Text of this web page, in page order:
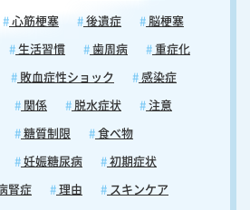
心筋梗塞 後遺症 脳梗塞
生活習慣 歯周病 重症化
敗血症性ショック 感染症
関係 脱水症状 注意
糖質制限 食べ物
妊娠糖尿病 初期症状
腎症 理由 スキンケア